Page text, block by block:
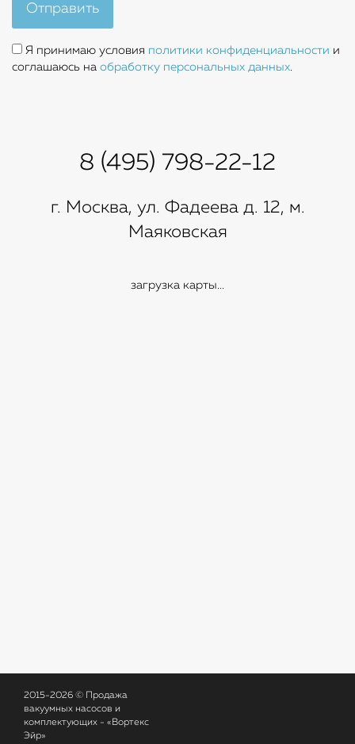
Отправить
Я принимаю условия политики конфиденциальности и
соглашаюсь на обработку персональных данных.
8 (495) 798-22-12
г. Москва, ул. Фадеева д. 12, м.
Маяковская
загрузка карты...
2015-2026 © Продажа
вакуумных насосов и
комплектующих - «Вортекс
Эйр»